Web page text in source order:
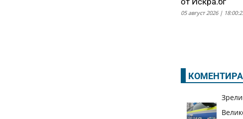
05 август 2026 |